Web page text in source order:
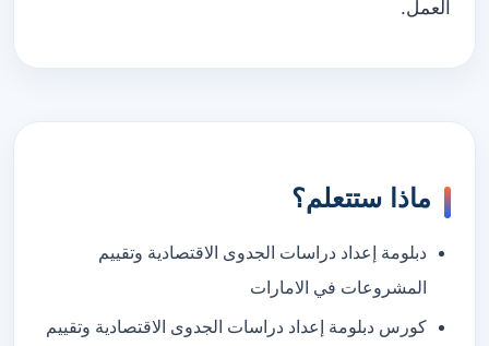
العمل.
ماذا ستتعلم؟
دبلومة إعداد دراسات الجدوى الاقتصادية وتقييم
المشروعات في الامارات
كورس دبلومة إعداد دراسات الجدوى الاقتصادية وتقييم